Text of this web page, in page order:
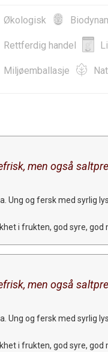
Økologisk
Rettferdig handel
Miljøemballasje
men også
Ung og fersk med syrlig
i frukten, god syre,
men også
Ung og fersk med syrlig
i frukten, god syre,